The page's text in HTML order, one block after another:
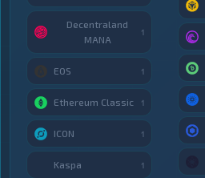
Decentraland
MANA
1
EOS 1
Ethereum Classic 1
ICON 1
Kaspa 1